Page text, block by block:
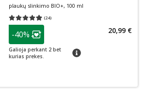
plaukų slinkimo BIO+, 100 ml
(24)
Vidutinis įvertinimas 4.96
patarimas
Lojalumo klubo narių nuolaida
-40%
Galioja perkant 2 bet
kurias prekes.
patarimas
20,99 €